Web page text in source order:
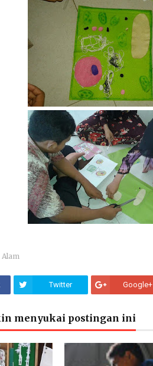
Twitter Google+
menyukai postingan ini